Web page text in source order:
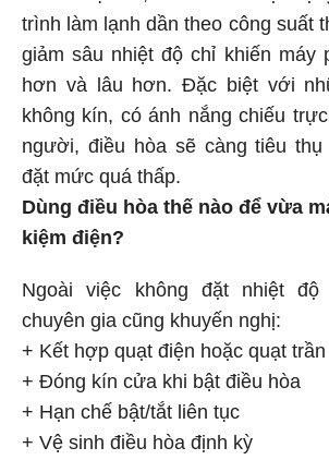
trình làm lạnh dần theo công suất
giảm sâu nhiệt độ chỉ khiến máy
hơn và lâu hơn. Đặc biệt với
không kín, có ánh nắng chiếu
người, điều hòa sẽ càng tiêu thụ
đặt mức quá thấp.
Dùng điều hòa thế nào để vừa
kiệm điện?
Ngoài việc không đặt nhiệt
chuyên gia cũng khuyến nghị:
+ Kết hợp quạt điện hoặc quạt trần
+ Đóng kín cửa khi bật điều hòa
+ Hạn chế bật/tắt liên tục
+ Vệ sinh điều hòa định kỳ